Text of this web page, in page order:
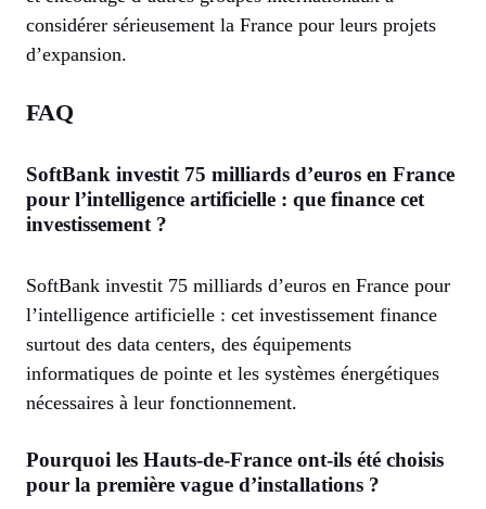
considérer sérieusement la France pour leurs projets
d’expansion.
FAQ
SoftBank investit 75 milliards d’euros en France
pour l’intelligence artificielle : que finance cet
investissement ?
SoftBank investit 75 milliards d’euros en France pour
l’intelligence artificielle : cet investissement finance
surtout des data centers, des équipements
informatiques de pointe et les systèmes énergétiques
nécessaires à leur fonctionnement.
Pourquoi les Hauts-de-France ont-ils été choisis
pour la première vague d’installations ?